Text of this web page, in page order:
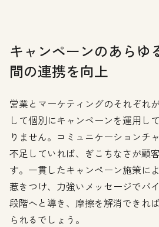
キャンペーンのあらゆ
間の連携を向上
営業とマーケティングのそれぞれ
して個別にキャンペーンを運用し
りません。コミュニケーションチ
不足していれば、ぎこちなさが顧
す。一貫したキャンペーン施策に
惹きつけ、力強いメッセージでバ
段階へと導き、摩擦を解消できれ
られるでしょう。